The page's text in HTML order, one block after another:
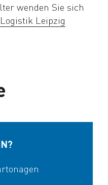
wenden Sie sich
Leipzig